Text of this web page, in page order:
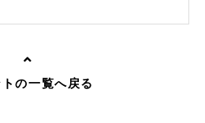
の一覧へ戻る